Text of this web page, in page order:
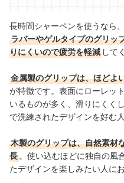
長時間シャーペンを使うなら
ラバーやゲルタイプのグリッ
りにくいので疲労を軽減 して
金属製のグリップは、ほどよ
が特徴です。表面にローレッ
いるものが多く、滑りにくく
で洗練されたデザインを好む
木製のグリップは、自然素材
長 。使い込むほどに独自の風
たデザインを楽しみたい人に